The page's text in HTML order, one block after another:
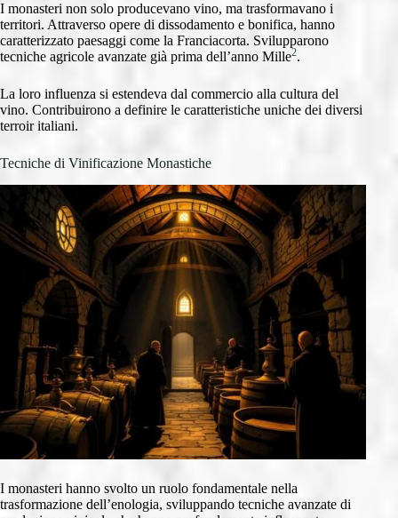
I monasteri non solo producevano vino, ma trasformavano i
territori. Attraverso opere di dissodamento e bonifica, hanno
caratterizzato paesaggi come la Franciacorta. Svilupparono
tecniche agricole avanzate già prima dell’anno Mille2.
La loro influenza si estendeva dal commercio alla cultura del
vino. Contribuirono a definire le caratteristiche uniche dei diversi
terroir italiani.
Tecniche di Vinificazione Monastiche
I monasteri hanno svolto un ruolo fondamentale nella
trasformazione dell’enologia, sviluppando tecniche avanzate di